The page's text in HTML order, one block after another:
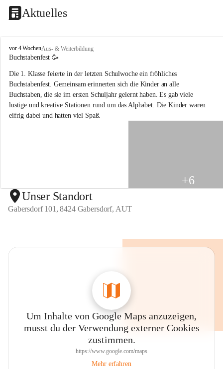
Aktuelles
V
o
k
s
s
c
h
u
s
d
o
vor 4 WochenAus- & Weiterbildung
Buchstabenfest 🥳
Die 1. Klasse feierte in der letzten Schulwoche ein fröhliches
Buchstabenfest. Gemeinsam erinnerten sich die Kinder an alle
Buchstaben, die sie im ersten Schuljahr gelernt haben. Es gab viele
lustige und kreative Stationen rund um das Alphabet. Die Kinder waren
eifrig dabei und hatten viel Spaß.
+6
Unser Standort
Gabersdorf 101, 8424 Gabersdorf, AUT
Um Inhalte von Google Maps anzuzeigen,
musst du der Verwendung externer Cookies
zustimmen.
https://www.google.com/maps
Mehr erfahren